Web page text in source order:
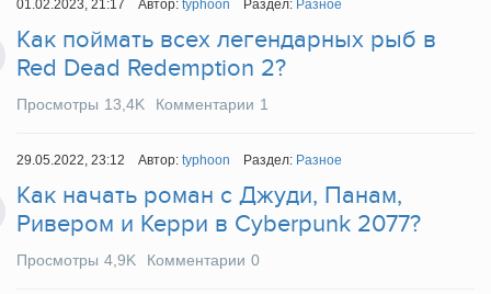
01.02.2023, 21:17 Автор: typhoon Раздел: Разное
Как поймать всех легендарных рыб в
Red Dead Redemption 2?
Просмотры 13,4K Комментарии 1
29.05.2022, 23:12 Автор: typhoon Раздел: Разное
Как начать роман с Джуди, Панам,
Ривером и Керри в Cyberpunk 2077?
Просмотры 4,9K Комментарии 0